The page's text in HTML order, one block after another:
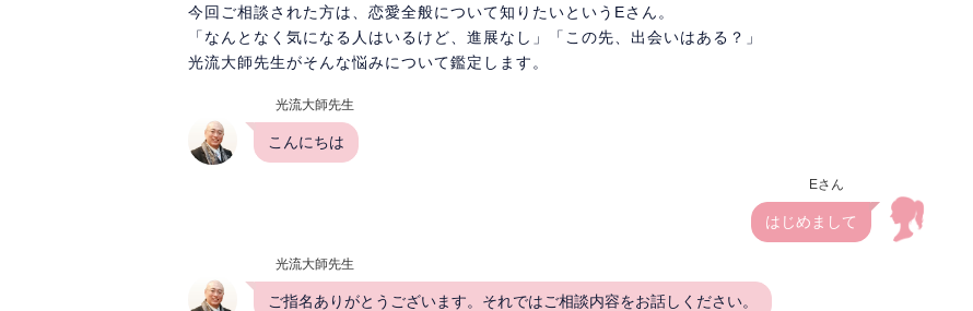
今回ご相談された方は、恋愛全般について知りたいというEさん。
「なんとなく気になる人はいるけど、進展なし」「この先、出会いはある？」
光流大師先生がそんな悩みについて鑑定します。
光流大師先生
こんにちは
Eさん
はじめまして
光流大師先生
ご指名ありがとうございます。それではご相談内容をお話しください。